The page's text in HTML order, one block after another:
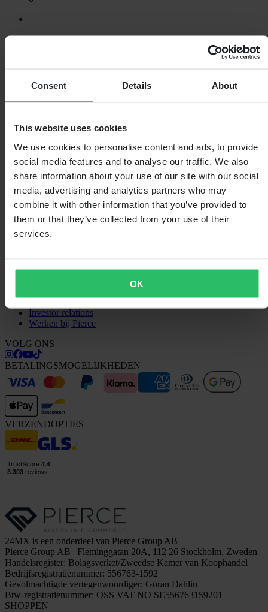
Consent Details About
This website uses cookies
We use cookies to personalise content and ads, to provide
social media features and to analyse our traffic. We also
share information about your use of our site with our social
media, advertising and analytics partners who may
combine it with other information that you’ve provided to
them or that they’ve collected from your use of their
services.
OK
SHOPPEN
Privacybeleid
Verzending & levering
Betaling
Herroepingsrecht
Informatie over recycling
Claims & klachten
Conformiteitsverklaring
KLANTENSERVICE
Investor relations
Werken bij Pierce
VOLG ONS
BETALINGSMOGELIJKHEDEN
VERZENDOPTIES
24MX is een onderdeel van Pierce Group AB
Pierce Group AB | Fleminggatan 20A, 112 26 Stockholm, Zweden
Handelsregister: Bolagsverket/Zweedse Kamer van Koophandel
Bedrijfsregistratienummer: 556763-1592
Gevolmachtigde vertegenwoordiger: Göran Dahlin
Btw-registratienummer: OSS VAT NO SE556763159201
SHOPPEN